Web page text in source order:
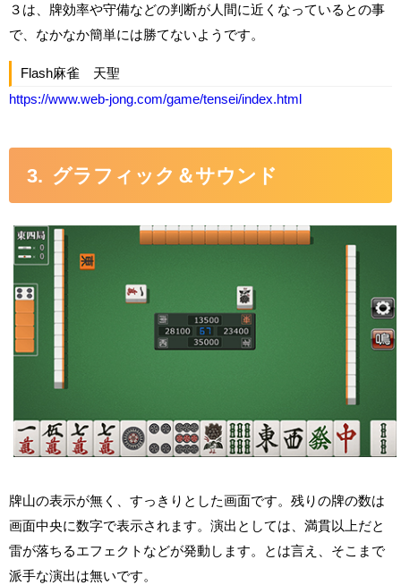
３は、牌効率や守備などの判断が人間に近くなっているとの事
で、なかなか簡単には勝てないようです。
Flash麻雀 天聖
https://www.web-jong.com/game/tensei/index.html
グラフィック＆サウンド
牌山の表示が無く、すっきりとした画面です。残りの牌の数は
画面中央に数字で表示されます。演出としては、満貫以上だと
雷が落ちるエフェクトなどが発動します。とは言え、そこまで
派手な演出は無いです。